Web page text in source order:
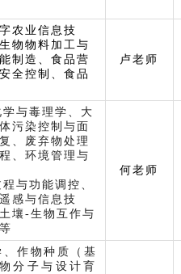
农业信息技
物物料加工与
制造、食品营
全控制、食品
卢老师
学与毒理学、大
污染控制与面
、废弃物处理
、环境管理与
与功能调控、
感与信息技
壤-生物互作与
何老师
作物种质（基
分子与设计育